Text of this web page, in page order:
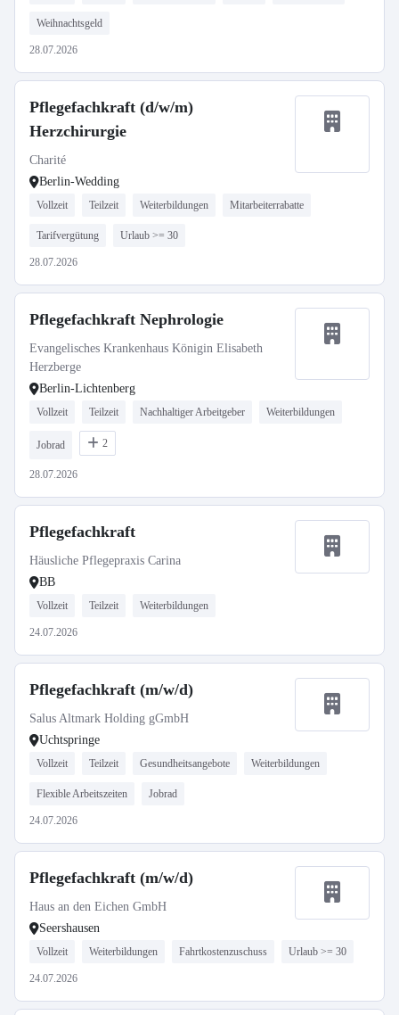
Weihnachtsgeld
28.07.2026
Pflegefachkraft (d/w/m)
Herzchirurgie
Charité
Berlin-Wedding
Vollzeit Teilzeit Weiterbildungen Mitarbeiterrabatte
Tarifvergütung Urlaub >= 30
28.07.2026
Pflegefachkraft Nephrologie
Evangelisches Krankenhaus Königin Elisabeth
Herzberge
Berlin-Lichtenberg
Vollzeit Teilzeit Nachhaltiger Arbeitgeber Weiterbildungen
Jobrad 2
28.07.2026
Pflegefachkraft
Häusliche Pflegepraxis Carina
BB
Vollzeit Teilzeit Weiterbildungen
24.07.2026
Pflegefachkraft (m/w/d)
Salus Altmark Holding gGmbH
Uchtspringe
Vollzeit Teilzeit Gesundheitsangebote Weiterbildungen
Flexible Arbeitszeiten Jobrad
24.07.2026
Pflegefachkraft (m/w/d)
Haus an den Eichen GmbH
Seershausen
Vollzeit Weiterbildungen Fahrtkostenzuschuss Urlaub >= 30
24.07.2026